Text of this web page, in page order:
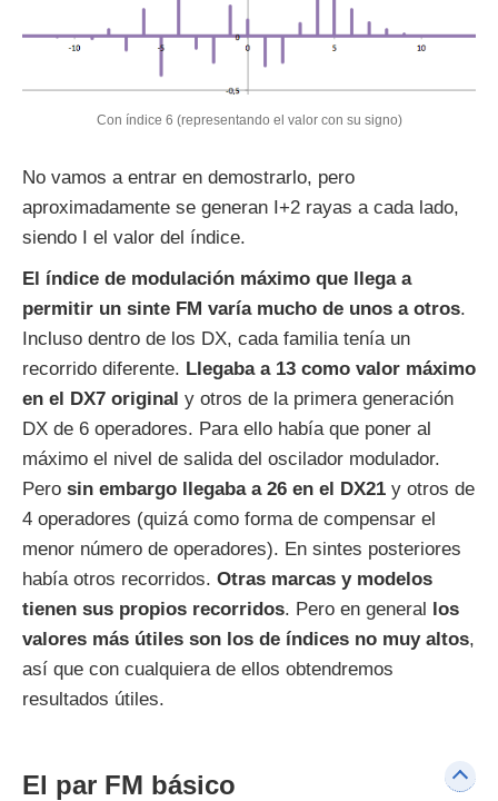
Con índice 6 (representando el valor con su signo)
No vamos a entrar en demostrarlo, pero
aproximadamente se generan I+2 rayas a cada lado,
siendo I el valor del índice.
El índice de modulación máximo que llega a
permitir un sinte FM varía mucho de unos a otros.
Incluso dentro de los DX, cada familia tenía un
recorrido diferente. Llegaba a 13 como valor máximo
en el DX7 original y otros de la primera generación
DX de 6 operadores. Para ello había que poner al
máximo el nivel de salida del oscilador modulador.
Pero sin embargo llegaba a 26 en el DX21 y otros de
4 operadores (quizá como forma de compensar el
menor número de operadores). En sintes posteriores
había otros recorridos. Otras marcas y modelos
tienen sus propios recorridos. Pero en general los
valores más útiles son los de índices no muy altos,
así que con cualquiera de ellos obtendremos
resultados útiles.
El par FM básico